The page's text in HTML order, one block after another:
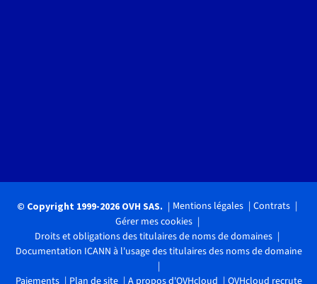
© Copyright 1999-2026 OVH SAS. Mentions légales
Contrats
Gérer mes cookies
Droits et obligations des titulaires de noms de domaines
Documentation ICANN à l'usage des titulaires des noms de domaine
Paiements Plan de site A propos d'OVHcloud OVHcloud recrute